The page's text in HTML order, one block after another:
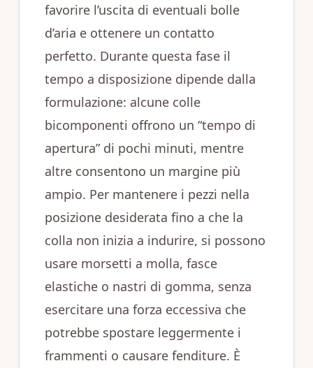
favorire l’uscita di eventuali bolle
d’aria e ottenere un contatto
perfetto. Durante questa fase il
tempo a disposizione dipende dalla
formulazione: alcune colle
bicomponenti offrono un “tempo di
apertura” di pochi minuti, mentre
altre consentono un margine più
ampio. Per mantenere i pezzi nella
posizione desiderata fino a che la
colla non inizia a indurire, si possono
usare morsetti a molla, fasce
elastiche o nastri di gomma, senza
esercitare una forza eccessiva che
potrebbe spostare leggermente i
frammenti o causare fenditure. È